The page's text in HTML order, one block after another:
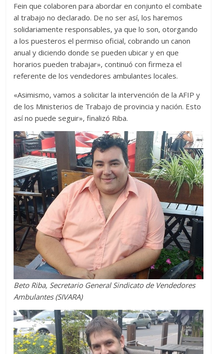
Fein que colaboren para abordar en conjunto el combate
al trabajo no declarado. De no ser así, los haremos
solidariamente responsables, ya que lo son, otorgando
a los puesteros el permiso oficial, cobrando un canon
anual y diciendo donde se pueden ubicar y en que
horarios pueden trabajar», continuó con firmeza el
referente de los vendedores ambulantes locales.
«Asimismo, vamos a solicitar la intervención de la AFIP y
de los Ministerios de Trabajo de provincia y nación. Esto
así no puede seguir», finalizó Riba.
Beto Riba, Secretario General Sindicato de Vendedores
Ambulantes (SIVARA)